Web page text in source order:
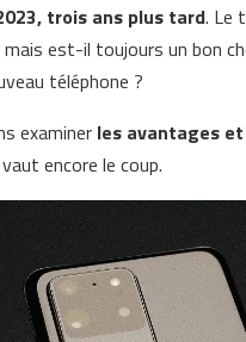
trois ans plus tard. Le
est-il toujours un bon
téléphone ?
examiner les avantages
encore le coup.